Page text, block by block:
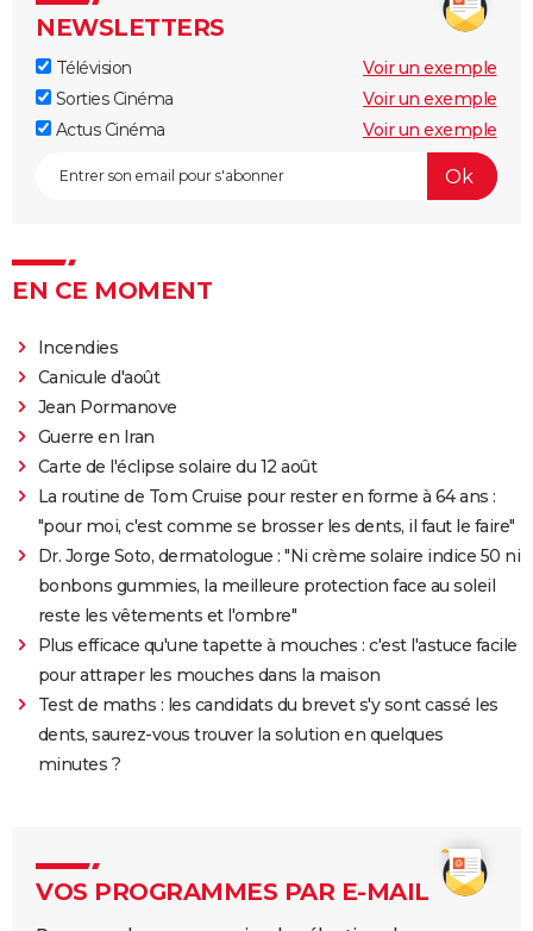
NEWSLETTERS
Télévision
Voir un exemple
Sorties Cinéma
Voir un exemple
Actus Cinéma
Voir un exemple
EN CE MOMENT
Incendies
Canicule d'août
Jean Pormanove
Guerre en Iran
Carte de l'éclipse solaire du 12 août
La routine de Tom Cruise pour rester en forme à 64 ans :
"pour moi, c'est comme se brosser les dents, il faut le faire"
Dr. Jorge Soto, dermatologue : "Ni crème solaire indice 50 ni
bonbons gummies, la meilleure protection face au soleil
reste les vêtements et l'ombre"
Plus efficace qu'une tapette à mouches : c'est l'astuce facile
pour attraper les mouches dans la maison
Test de maths : les candidats du brevet s'y sont cassé les
dents, saurez-vous trouver la solution en quelques
minutes ?
VOS PROGRAMMES PAR E-MAIL